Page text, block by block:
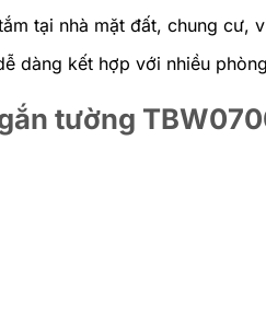
tại nhà mặt đất, chung cư,
dàng kết hợp với nhiều
tường